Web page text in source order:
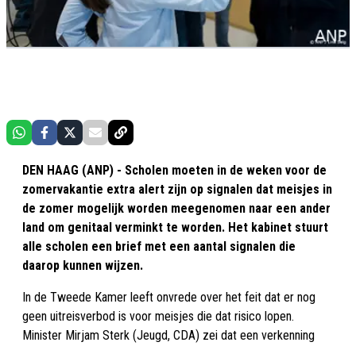
DEN HAAG (ANP) - Scholen moeten in de weken voor de
zomervakantie extra alert zijn op signalen dat meisjes in
de zomer mogelijk worden meegenomen naar een ander
land om genitaal verminkt te worden. Het kabinet stuurt
alle scholen een brief met een aantal signalen die
daarop kunnen wijzen.
In de Tweede Kamer leeft onvrede over het feit dat er nog
geen uitreisverbod is voor meisjes die dat risico lopen.
Minister Mirjam Sterk (Jeugd, CDA) zei dat een verkenning